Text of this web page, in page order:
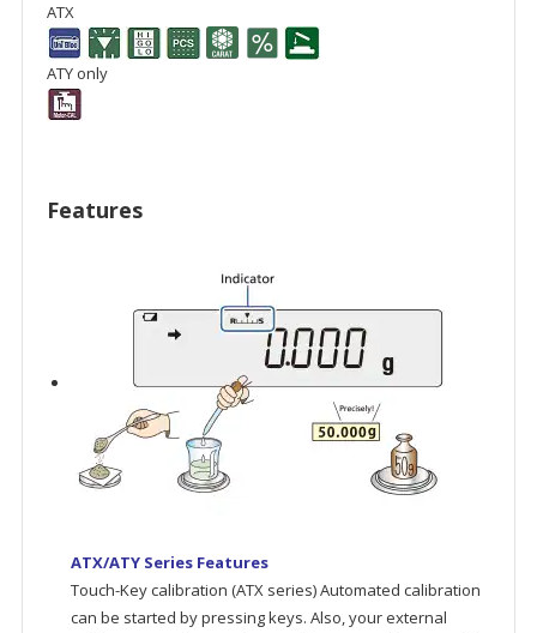
ATX
ATY only
Features
ATX/ATY Series Features
Touch-Key calibration (ATX series) Automated calibration
can be started by pressing keys. Also, your external